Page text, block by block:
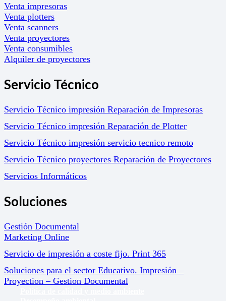
Venta impresoras
Venta plotters
Venta scanners
Venta proyectores
Venta consumibles
Alquiler de proyectores
Servicio Técnico
Servicio Técnico impresión Reparación de Impresoras
Servicio Técnico impresión Reparación de Plotter
Servicio Técnico impresión servicio tecnico remoto
Servicio Técnico proyectores Reparación de Proyectores
Servicios Informáticos
Soluciones
Gestión Documental
Marketing Online
Servicio de impresión a coste fijo. Print 365
Soluciones para el sector Educativo. Impresión –
Proyection – Gestion Documental